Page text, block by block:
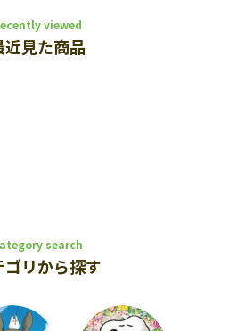
viewed
近見た商品
search
ゴリから探す